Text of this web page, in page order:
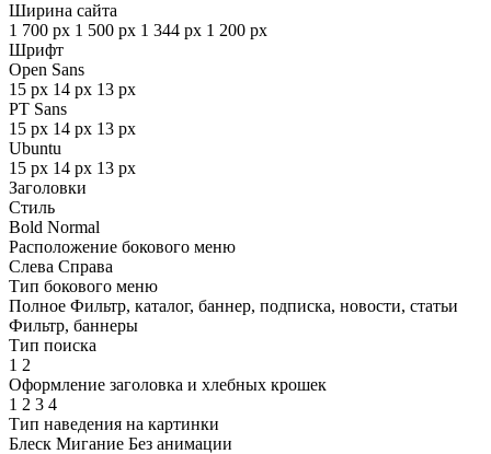
Ширина сайта
1 700 px 1 500 px 1 344 px 1 200 px
Шрифт
Open Sans
15 px 14 px 13 px
PT Sans
15 px 14 px 13 px
Ubuntu
15 px 14 px 13 px
Заголовки
Стиль
Bold Normal
Расположение бокового меню
Слева Справа
Тип бокового меню
Полное Фильтр, каталог, баннер, подписка, новости, статьи
Фильтр, баннеры
Тип поиска
1 2
Оформление заголовка и хлебных крошек
1 2 3 4
Тип наведения на картинки
Блеск Мигание Без анимации